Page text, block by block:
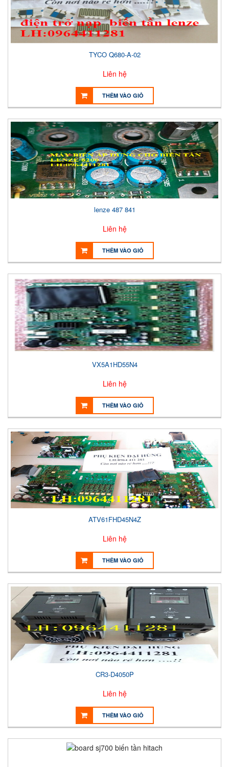
TYCO Q680-A-02
Liên hệ
THÊM VÀO GIỎ
lenze 487 841
Liên hệ
THÊM VÀO GIỎ
VX5A1HD55N4
Liên hệ
THÊM VÀO GIỎ
ATV61FHD45N4Z
Liên hệ
THÊM VÀO GIỎ
CR3-D4050P
Liên hệ
THÊM VÀO GIỎ